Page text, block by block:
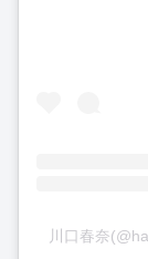
川口春奈